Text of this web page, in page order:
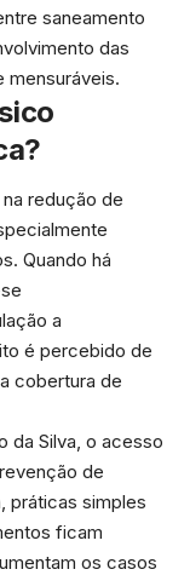
saneamento
das
redução de
Quando há
a
é percebido de
cobertura de
da Silva, o acesso
de
práticas simples
ficam
os casos